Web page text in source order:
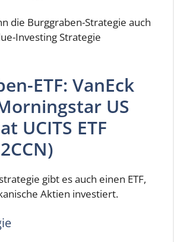
die Burggraben-Strategie auch
Investing Strategie
ETF: VanEck
US
UCITS ETF
gibt es auch einen ETF,
Aktien investiert.